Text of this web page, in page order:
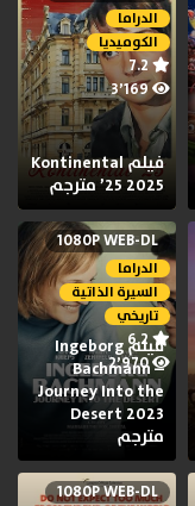
الدراما
الكوميديا
7.2
3٬169
فيلم Kontinental
’25 2025 مترجم
1080P WEB-DL
الدراما
السيرة الذاتية
تاريخي
6.2
2٬970
فيلم Ingeborg
Bachmann –
Journey Into the
Desert 2023
مترجم
1080P WEB-DL